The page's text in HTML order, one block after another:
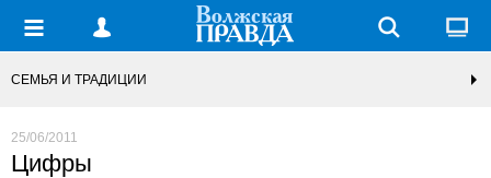
СЕМЬЯ И ТРАДИЦИИ
25/06/2011
Цифры